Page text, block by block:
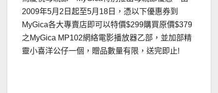
2009年5月2日起至5月18日，憑以下優惠券到
MyGica各大專賣店即可以特價$299購買原價$379
之MyGica MP102網絡電影播放器乙部，並加部精
靈小喜洋公仔一個，贈品數量有限，送完即止!